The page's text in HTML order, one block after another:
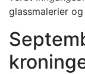
glassmalerier